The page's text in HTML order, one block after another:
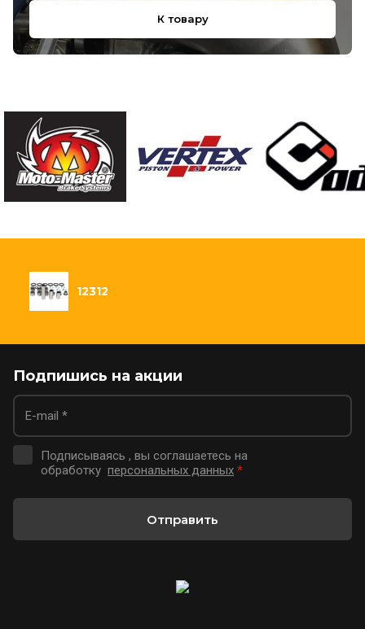
К товару
12312
Подпишись на акции
Подписываясь , вы соглашаетесь на
обработку персональных данных *
Отправить